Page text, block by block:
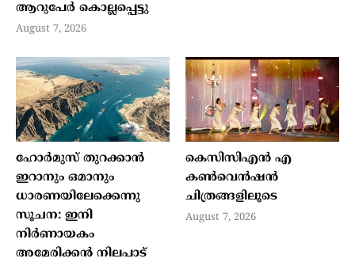
ആറുപേര്‍ കൊല്ലപ്പെട്ടു
August 7, 2026
ഹോര്‍മുസ് തുറക്കാന്‍
ഇറാനും ഒമാനും
ധാരണയിലേക്കെന്നു
സൂചന: ഇനി
നിര്‍ണായകം
അമേരിക്കന്‍ നിലപാട്
കെസിസിഎൻ എ
കൺവെൻഷൻ
ചിത്രങ്ങളിലൂടെ
August 7, 2026